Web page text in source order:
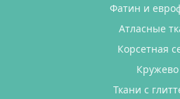
Фатин и
Атласные
Корсетная
Кружево
Ткани с